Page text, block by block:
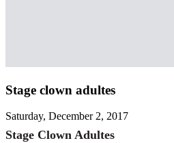
Stage clown adultes
Saturday, December 2, 2017
Stage Clown Adultes